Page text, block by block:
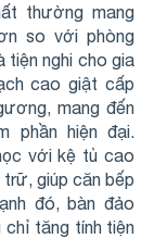
thường mang
so với phòng
tiện nghi cho gia
cao giật cấp
mang đến
phần hiện đại.
với kệ tủ cao
giúp căn bếp
đó, bàn đảo
chỉ tăng tính tiện